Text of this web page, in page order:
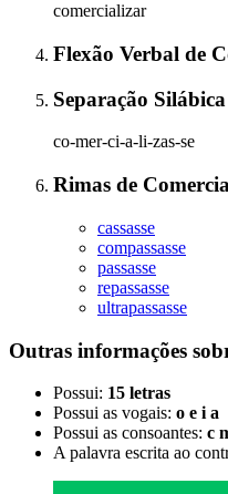
comercializar
Flexão Verbal de
Separação Silábica
co-mer-ci-a-li-zas-se
Rimas de
cassasse
compassasse
passasse
repassasse
ultrapassasse
Outras informações
Possui: 15 letras
Possui as vogais: o e i a
Possui as consoantes: c
A palavra escrita ao